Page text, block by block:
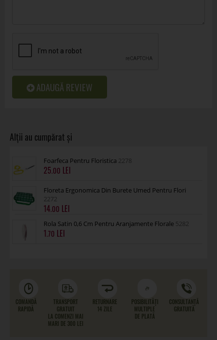
ADAUGĂ REVIEW
Foarfeca Pentru Floristica 2278
25.00
Floreta Ergonomica Din Burete Umed Pentru Flori
2272
14.00
Rola Satin 0,6 Cm Pentru Aranjamente Florale 5282
1.70
COMANDĂ
RAPIDĂ
TRANSPORT
GRATUIT
LA COMENZI MAI
MARI DE 300 LEI
RETURNARE
14 ZILE
POSIBILITĂȚI
MULTIPLE
DE PLATĂ
CONSULTANȚĂ
GRATUITĂ